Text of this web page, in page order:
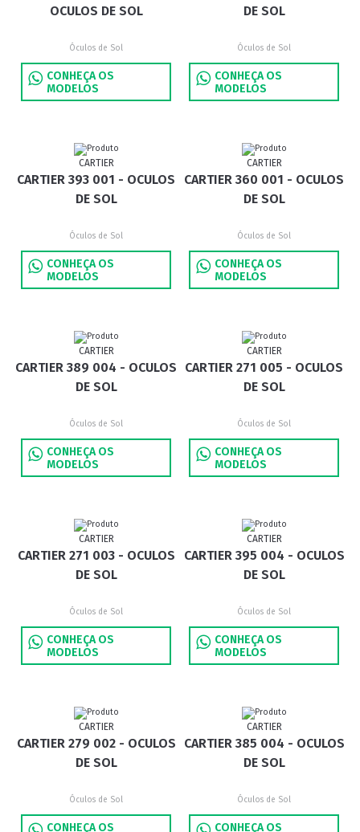
OCULOS DE SOL
Óculos de Sol
CONHEÇA OS
MODELOS
DE SOL
Óculos de Sol
CONHEÇA OS
MODELOS
CARTIER
CARTIER 393 001 - OCULOS
DE SOL
Óculos de Sol
CONHEÇA OS
MODELOS
CARTIER
CARTIER 360 001 - OCULOS
DE SOL
Óculos de Sol
CONHEÇA OS
MODELOS
CARTIER
CARTIER 389 004 - OCULOS
DE SOL
Óculos de Sol
CONHEÇA OS
MODELOS
CARTIER
CARTIER 271 005 - OCULOS
DE SOL
Óculos de Sol
CONHEÇA OS
MODELOS
CARTIER
CARTIER 271 003 - OCULOS
DE SOL
Óculos de Sol
CONHEÇA OS
MODELOS
CARTIER
CARTIER 395 004 - OCULOS
DE SOL
Óculos de Sol
CONHEÇA OS
MODELOS
CARTIER
CARTIER 279 002 - OCULOS
DE SOL
Óculos de Sol
CONHEÇA OS
CARTIER
CARTIER 385 004 - OCULOS
DE SOL
Óculos de Sol
CONHEÇA OS